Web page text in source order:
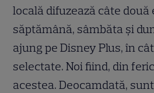
locală difuzează câte două
săptămână, sâmbăta și
ajung pe Disney Plus, în
selectate. Noi fiind, din
acestea. Deocamdată,